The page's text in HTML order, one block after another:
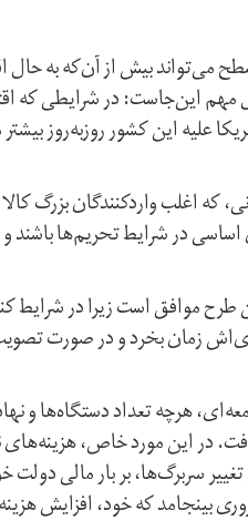
می‌تواند بیش از آن‌که به حال
مهم این‌جاست: در شرایطی که
علیه این کشور روز‌به‌روز
که اغلب وارد‌کنندگان بزرگ
در شرایط تحریم‌ها باشند
طرح موافق است زیرا در شرایط
زمان بخرد و در صورت
هر‌چه تعداد دستگاه‌ها و
در این مورد خاص، هزینه‌های
سربرگ‌ها، بر بار مالی
بینجامد که خود، افزایش